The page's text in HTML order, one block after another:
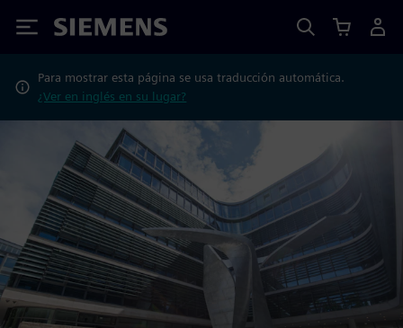
Siemens
Para mostrar esta página se usa traducción automática.
¿Ver en inglés en su lugar?